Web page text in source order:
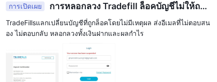
ถาม: มีแพลตฟอร์มการซื้อขายใดบ้าง TradeFills ？
ก: TradeFills เสนอแพลตฟอร์มการซื้อขาย metatrader 4 (mt4) ยอด
นิยมสำหรับเดสก์ท็อป เว็บ และอุปกรณ์เคลื่อนที่
ถาม: เงินฝากขั้นต่ำในการเปิดบัญชีซื้อขายคือเท่าใด TradeFills ？
ตอบ: เงินฝากขั้นต่ำในการเปิดบัญชีซื้อขาย TradeFills คือ $5 สำหรับ
บัญชีทั้งสี่ประเภท
การเปิดเผย
การหลอกลวง Tradefill ล็อคบัญชีไม่ให้ถอน
TradeFillsแลกเปลี่ยนบัญชีที่ถูกล็อคโดยไม่มีเหตุผล ส่งอีเมลที่ไม่ตอบสน
อง ไม่ตอบกลับ หลอกลวงทั้งเงินฝากและผลกำไร